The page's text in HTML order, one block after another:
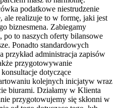
podatkowe niestrudzenie
ale realizuje to w formę, jaki jest
biznesmena. Zabiegamy
po to naszych oferty bilansowe
Ponadto standardowych
przykład administracja zapisów
przygotowywanie
dotyczące
kolejnych inicjatyw wraz
biurami. Działamy w Klienta
przygotowujemy się skłonni w